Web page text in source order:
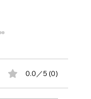
0.0／5 (0)